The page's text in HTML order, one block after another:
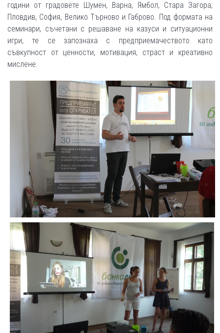
години от градовете Шумен, Варна, Ямбол, Стара Загора,
Пловдив, София, Велико Търново и Габрово. Под формата на
семинари, съчетани с решаване на казуси и ситуационни
игри, те се запознаха с предприемачеството като
съвкупност от ценности, мотивация, страст и креативно
мислене.